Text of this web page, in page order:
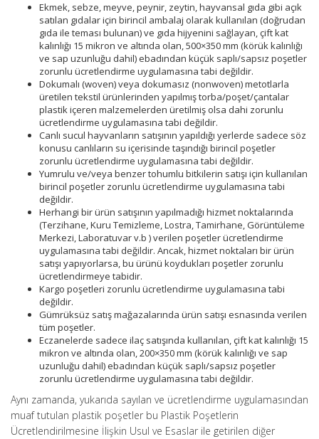
Ekmek, sebze, meyve, peynir, zeytin, hayvansal gıda gibi açık
satılan gıdalar için birincil ambalaj olarak kullanılan (doğrudan
gıda ile teması bulunan) ve gıda hijyenini sağlayan, çift kat
kalınlığı 15 mikron ve altında olan, 500×350 mm (körük kalınlığı
ve sap uzunluğu dahil) ebadından küçük saplı/sapsız poşetler
zorunlu ücretlendirme uygulamasına tabi değildir.
Dokumalı (woven) veya dokumasız (nonwoven) metotlarla
üretilen tekstil ürünlerinden yapılmış torba/poşet/çantalar
plastik içeren malzemelerden üretilmiş olsa dahi zorunlu
ücretlendirme uygulamasına tabi değildir.
Canlı sucul hayvanların satışının yapıldığı yerlerde sadece söz
konusu canlıların su içerisinde taşındığı birincil poşetler
zorunlu ücretlendirme uygulamasına tabi değildir.
Yumrulu ve/veya benzer tohumlu bitkilerin satışı için kullanılan
birincil poşetler zorunlu ücretlendirme uygulamasına tabi
değildir.
Herhangi bir ürün satışının yapılmadığı hizmet noktalarında
(Terzihane, Kuru Temizleme, Lostra, Tamirhane, Görüntüleme
Merkezi, Laboratuvar v.b ) verilen poşetler ücretlendirme
uygulamasına tabi değildir. Ancak, hizmet noktaları bir ürün
satışı yapıyorlarsa, bu ürünü koydukları poşetler zorunlu
ücretlendirmeye tabidir.
Kargo poşetleri zorunlu ücretlendirme uygulamasına tabi
değildir.
Gümrüksüz satış mağazalarında ürün satışı esnasında verilen
tüm poşetler.
Eczanelerde sadece ilaç satışında kullanılan, çift kat kalınlığı 15
mikron ve altında olan, 200×350 mm (körük kalınlığı ve sap
uzunluğu dahil) ebadından küçük saplı/sapsız poşetler
zorunlu ücretlendirme uygulamasına tabi değildir.
Aynı zamanda, yukarıda sayılan ve ücretlendirme uygulamasından
muaf tutulan plastik poşetler bu Plastik Poşetlerin
Ücretlendirilmesine İlişkin Usul ve Esaslar ile getirilen diğer